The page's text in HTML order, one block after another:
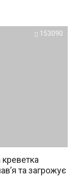
153090
та загрожує